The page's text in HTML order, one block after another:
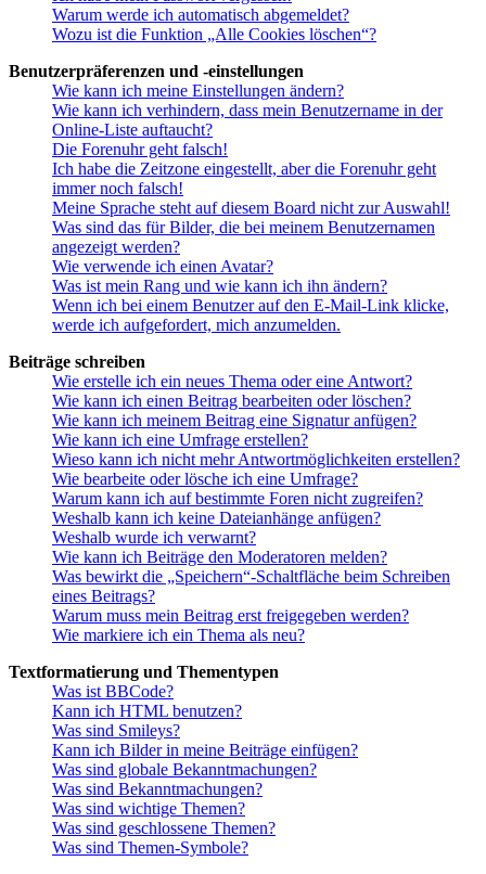
Warum werde ich automatisch abgemeldet?
Wozu ist die Funktion „Alle Cookies löschen“?
Benutzerpräferenzen und -einstellungen
Wie kann ich meine Einstellungen ändern?
Wie kann ich verhindern, dass mein Benutzername in der
Online-Liste auftaucht?
Die Forenuhr geht falsch!
Ich habe die Zeitzone eingestellt, aber die Forenuhr geht
immer noch falsch!
Meine Sprache steht auf diesem Board nicht zur Auswahl!
Was sind das für Bilder, die bei meinem Benutzernamen
angezeigt werden?
Wie verwende ich einen Avatar?
Was ist mein Rang und wie kann ich ihn ändern?
Wenn ich bei einem Benutzer auf den E-Mail-Link klicke,
werde ich aufgefordert, mich anzumelden.
Beiträge schreiben
Wie erstelle ich ein neues Thema oder eine Antwort?
Wie kann ich einen Beitrag bearbeiten oder löschen?
Wie kann ich meinem Beitrag eine Signatur anfügen?
Wie kann ich eine Umfrage erstellen?
Wieso kann ich nicht mehr Antwortmöglichkeiten erstellen?
Wie bearbeite oder lösche ich eine Umfrage?
Warum kann ich auf bestimmte Foren nicht zugreifen?
Weshalb kann ich keine Dateianhänge anfügen?
Weshalb wurde ich verwarnt?
Wie kann ich Beiträge den Moderatoren melden?
Was bewirkt die „Speichern“-Schaltfläche beim Schreiben
eines Beitrags?
Warum muss mein Beitrag erst freigegeben werden?
Wie markiere ich ein Thema als neu?
Textformatierung und Thementypen
Was ist BBCode?
Kann ich HTML benutzen?
Was sind Smileys?
Kann ich Bilder in meine Beiträge einfügen?
Was sind globale Bekanntmachungen?
Was sind Bekanntmachungen?
Was sind wichtige Themen?
Was sind geschlossene Themen?
Was sind Themen-Symbole?